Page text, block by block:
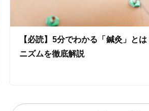
オンラインサポートあり
カルテ共有
【必読】5分でわかる「鍼灸」と
ニズムを徹底解説